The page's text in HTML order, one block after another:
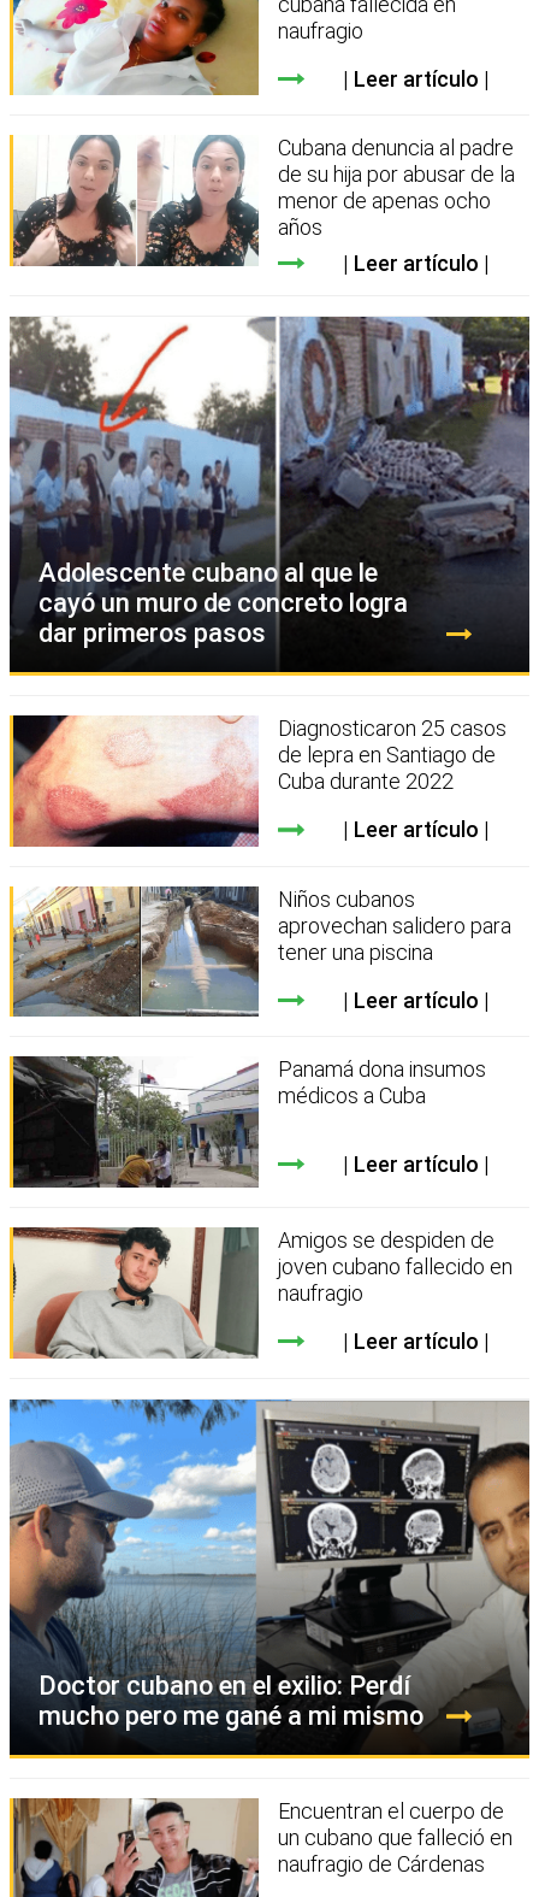
naufragio
Leer artículo
Cubana denuncia al padre
de su hija por abusar de la
menor de apenas ocho
años
Leer artículo
Adolescente cubano al que le
cayó un muro de concreto logra
dar primeros pasos
Diagnosticaron 25 casos
de lepra en Santiago de
Cuba durante 2022
Leer artículo
Niños cubanos
aprovechan salidero para
tener una piscina
Leer artículo
Panamá dona insumos
médicos a Cuba
Leer artículo
Amigos se despiden de
joven cubano fallecido en
naufragio
Leer artículo
Doctor cubano en el exilio: Perdí
mucho pero me gané a mi mismo
Encuentran el cuerpo de
un cubano que falleció en
naufragio de Cárdenas